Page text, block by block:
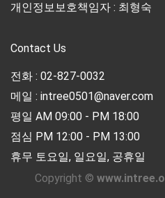
개인정보보호책임자 : 최형숙
Contact Us
전화 : 02-827-0032
메일 : intree0501@naver.com
평일 AM 09:00 - PM 18:00
점심 PM 12:00 - PM 13:00
휴무 토요일, 일요일, 공휴일
Copyright ©